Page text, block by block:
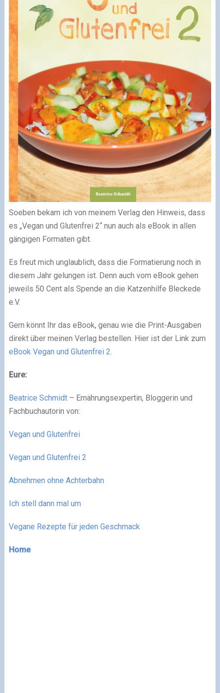
Soeben bekam ich von meinem Verlag den Hinweis, dass
es „Vegan und Glutenfrei 2“ nun auch als eBook in allen
gängigen Formaten gibt.
Es freut mich unglaublich, dass die Formatierung noch in
diesem Jahr gelungen ist. Denn auch vom eBook gehen
jeweils 50 Cent als Spende an die Katzenhilfe Bleckede
e.V.
Gern könnt Ihr das eBook, genau wie die Print-Ausgaben
direkt über meinen Verlag bestellen. Hier ist der Link zum
eBook Vegan und Glutenfrei 2
Eure:
Beatrice Schmidt– Ernährungsexpertin, Bloggerin und
Fachbuchautorin von:
Vegan und Glutenfrei
Vegan und Glutenfrei 2
Abnehmen ohne Achterbahn
Ich stell dann mal um
Vegane Rezepte für jeden Geschmack
Home